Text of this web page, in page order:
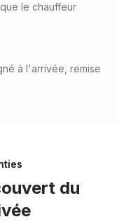
le chauffeur
à l'arrivée, remise
du